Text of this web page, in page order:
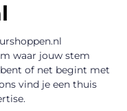
waar jouw stem
of net begint met
vind je een thuis